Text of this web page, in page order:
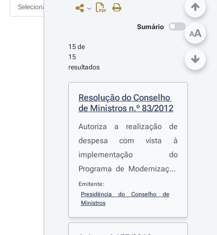
Selecionar
Sumário
15 de
15
resultados
Resolução do Conselho
de Ministros n.º 83/2012
Autoriza a realização de
despesa com vista à
implementação do
Programa de Modernização
do Parque Escolar Destinado
ao Ensino Secundário para o
Emitente:
Presidência do Conselho de
Ministros
AA